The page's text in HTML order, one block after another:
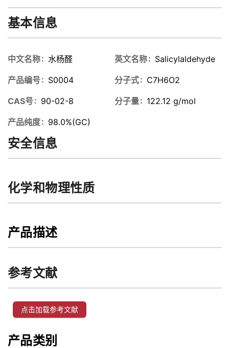
基本信息
中文名称 水杨醛 英文名称 Salicylaldehyde
产品编号 S0004 分子式 C7H6O2
CAS号 90-02-8 分子量 122.12 g/mol
产品纯度 98.0%(GC)
安全信息
化学和物理性质
产品描述
参考文献
点击加载参考文献
产品类别